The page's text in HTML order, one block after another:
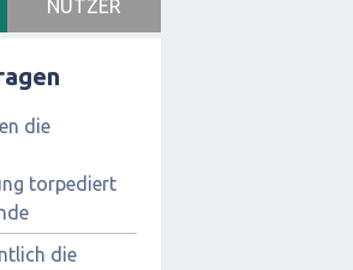
NUTZER
die
torpediert
die